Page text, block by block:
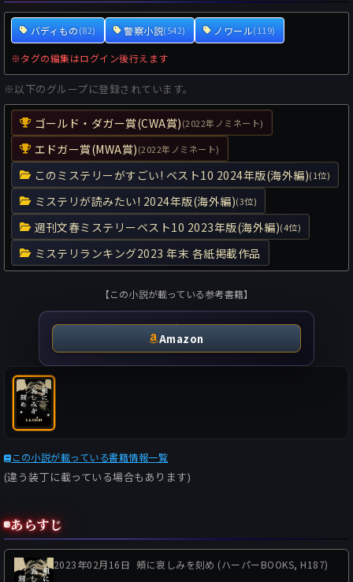
バディもの(82) 警察小説(542) ノワール(119)
※タグの編集はログイン後行えます
※以下のグループに登録されています。
ゴールド・ダガー賞(CWA賞)(2022年ノミネート)
エドガー賞(MWA賞)(2022年ノミネート)
このミステリーがすごい! ベスト10 2024年版(海外編)(1位)
ミステリが読みたい! 2024年版(海外編)(3位)
週刊文春ミステリーベスト10 2023年版(海外編)(4位)
ミステリランキング2023 年末 各紙掲載作品
【この小説が載っている参考書籍】
Amazon
この小説が載っている書籍情報一覧
(違う装丁に載っている場合もあります)
あらすじ
2023年02月16日 頰に哀しみを刻め (ハーパーBOOKS, H187)